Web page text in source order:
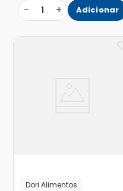
− 1 + Adicionar
Dori Alimentos